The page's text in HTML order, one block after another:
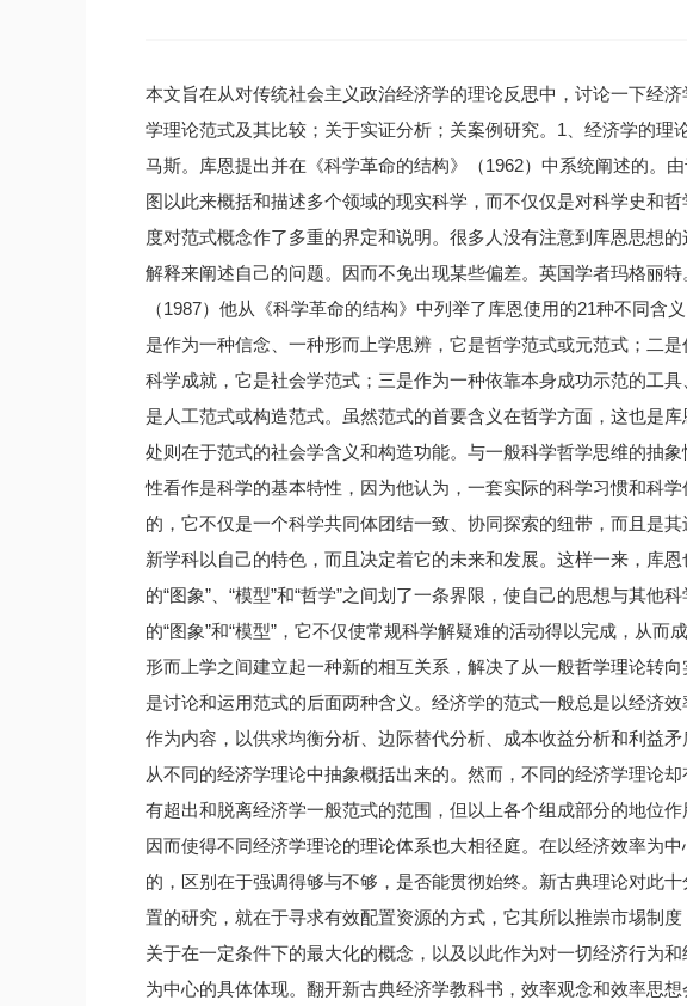
本文旨在从对传统社会主义政治经济学的理论反思中，讨论一下经济学方法和方法论的几个问题。它们是：关于经济学理论范式及其比较；关于实证分析；关案例研究。1、经济学的理论范式范式的概念和理论是美国著名科学哲学家托马斯。库恩提出并在《科学革命的结构》（1962）中系统阐述的。由于范式概念是库恩整个科学哲学观的中心，他试图以此来概括和描述多个领域的现实科学，而不仅仅是对科学史和哲学感兴趣，因而从不同方面、不同层次和不同角度对范式概念作了多重的界定和说明。很多人没有注意到库恩思想的这一特征，往往根据自己的需要引述库恩的某一解释来阐述自己的问题。因而不免出现某些偏差。英国学者玛格丽特。玛斯特曼对库恩的范式观作了系统的考察，（1987）他从《科学革命的结构》中列举了库恩使用的21种不同含义的范式，并将其概括为三种类型或三个方面：一是作为一种信念、一种形而上学思辨，它是哲学范式或元范式；二是作为一种科学习惯、一种学术传统、一个具体的科学成就，它是社会学范式；三是作为一种依靠本身成功示范的工具、一个解疑难的方法、一个用来类比的图象，它是人工范式或构造范式。虽然范式的首要含义在哲学方面，这也是库恩范式的基本部分，但是，库恩的创见和独到之处则在于范式的社会学含义和构造功能。与一般科学哲学思维的抽象性相反，库恩特别强调科学的具体性，并把具体性看作是科学的基本特性，因为他认为，一套实际的科学习惯和科学传统对于有效的科学工作是非常必要和非常重要的，它不仅是一个科学共同体团结一致、协同探索的纽带，而且是其进一步研究和开拓的基础；不仅能赋予任何一门新学科以自己的特色，而且决定着它的未来和发展。这样一来，库恩也就把具体性作为自己哲学思想的核心，在实际的“图象”、“模型”和“哲学”之间划了一条界限，使自己的思想与其他科学哲学区别开来。库恩的构造范式就是这种实际的“图象”和“模型”，它不仅使常规科学解疑难的活动得以完成，从而成为开启新学科的契机和手段，而且在应用模型和形而上学之间建立起一种新的相互关系，解决了从一般哲学理论转向实际科学理论的途径问题。我们以下的分析主要是讨论和运用范式的后面两种含义。经济学的范式一般总是以经济效率为中心，（张宇燕，1993）以分工、交易和合作为内容，以供求均衡分析、边际替代分析、成本收益分析和利益矛盾分析为方法，而形成的一个有机的整体，它是从不同的经济学理论中抽象概括出来的。然而，不同的经济学理论却有不同的理论范式，这些具体的理论范式虽然没有超出和脱离经济学一般范式的范围，但以上各个组成部分的地位作用、相互关系、侧重方面、联结方式均不相同，因而使得不同经济学理论的理论体系也大相径庭。在以经济效率为中心这一基本观点上，各种经济理论学说都是一样的，区别在于强调得够与不够，是否能贯彻始终。新古典理论对此十分明确，而且一贯到底。它其所以专注于资源配置的研究，就在于寻求有效配置资源的方式，它其所以推崇市埸制度，就是因为市埸是一种有效配置资源的机制；它关于在一定条件下的最大化的概念，以及以此作为对一切经济行为和经济现象进行理论分析之基础，正是以经济效率为中心的具体体现。翻开新古典经济学教科书，效率观念和效率思想会深入到每一个读者的脑海之中，融化在他们的思维之内，成为他们的科学习惯和科学传统。在传统社会主义经济学的范式中，效率中心也是看得出来的，传统经济学其所以把最大限度地满足人民日益增长的需要作为社会主义经济的目的，所依赖的正是经济效率的不断提高；其所以特别强调国民经济有计划按比例发展，就是因为在它看来，只有这样做才能减少和避免失衡和浪费，从而获得和保持经济运行的效率；传统经济学把创造比资本主义高得多的劳动生产率作为社会主义制度优越性的集中体现，也说明了这一问题。孙冶方的《社会主义经济论》提出“以最少的劳动消耗取得最大的有用效果”作为“贯穿全书的红线”（1985），是其中对经济效率中心表述得最清楚的。但是，在传统经济学中，效率中心的思想和观念并不十分坚定，也没有贯彻到底，当传统经济学致力于政策解释、道德说教和价值判断时，往往就离开了效率中心，甚至用公平、平等代替了效率。经济学的理论范式都离不开对分工、交易和合作的考察，但这种考察在每一种理论中都有着明显的不同。亚当。斯密对之进行了初步而全面的考察，形成了古典政治经济学的范式。在《国富论》中，斯密不仅说明了分工的好处和交换的意义，而且说明了分工和交换的关系，所谓“分工受市埸范围的限制”，就意味着人的生产活动以人的交换活动为条件，进而揭示了分工和交换是国民财富增长的动力和源泉；斯密提出了“简单天赋自由体制”或称自由竞争、自动调节的市埸模式，建立了一个进行经济分析的原始模型，但又不把它作为一个假定的抽象概念，无条件地、绝对地坚持它，而是提出了种种限制和例外，表现了对其他交易方式的肯定；斯密通过“简单体制”找到了个人自由和社会经济发展之间的互补性，揭示了合作及其秩序的意义，不仅说明了人们之间存在着和谐一致的合作，而且存在着矛盾和冲突。克思继承和发扬了古典经济学的传统，全面考察了分工和交换、生产和交往、生产方式和交往方式、生产力和生产关系及其相互关系，恩格斯把生产和交换看作经济曲线的纵坐标和横坐标；马克思特别注重于人与人之间利益矛盾和利益冲突的分析，同时对“人的全面自由发展”和“全体自由人的联合”（1972）给予了高度的重视，从而以人的关系和人与人的关系的交互影响为基础，描绘了一幅历史发展的图画。新制度经济学坚持和发展了古典经济学的传统，不仅坚持了康芒斯提出的交易和交易方式的概念，用它来代替生产关系和交往方式之类的抽象概念，以为经济分析的基本概念，进而考察了除市埸交易以外的其他交易方式，而且提出了交易费用的概念，并将其纳入新古典经济学方法的分析之中，对分工、交易和合作，即人类的全部经济活动作出了统一的解释。新古典经济学偏离了古典经济学的传统，形成了自己的理论范式。这集中反映在对分工、交易和合作的考察中。它分析了资源配置和生产费用，考察了规模经济和技术选择，还讨论了市埸结构，也就是考察了分工的状况和经济性。所谓稀缺资源的最优配置，就是合理的劳动分工；所谓规模经济，就是分工及其基础之上的集中所到的节约和利益；所谓市埸结构，实际上就是分工结果在市埸上的表现；而技术选择，实际上就是进行分工的方式；至于在生产过程中发生的成本，即生产费用，就是不同资源配置方式和技术选择方案的代价，也就是作为生产方式基本形式的分工的成本。但是，它没有也不能对分工及其程度的决定和发展作出解释。新古典经济学不仅研究了市埸交易，而且以此作为全部内容，同时对自由市埸体制作了绝对的、无条件的解释，新古典的均衡就是市埸供求均衡和市埸自动实现的均衡，新古典的最大化既是市埸交易的前提，又是市埸交易的结果。尽管如此，新古典经济学对交易的研究又非常肤浅和非常片面，由于对交易的考察仅仅局限于市埸交易，而对市埸交易的考察又仅仅分析产品的交易和要素的交易，因而在新古典理论中，既没有交易方式的概念，也没有交易费用的分析。新古典理论也考察了合作问题，但是基于对交易问题的局限性，其对合作的考察仅仅限于市埸中一拍即合的买卖关系和和谐的竞争关系，也就是说，在新古典理论看来，人们之间的合作是无阻碍、无摩擦，因而是无条件的。从以上的分析可以看出，新古典经济学范式的特征不在于它分析了分工、交易和合作，而在于这种分析的片面性，即它只分析了分工、交易和合作的一个方面、一个部分、一种情况，也就是只分析了它们的物质技术联系和物质技术特征。传统经济学对分工、交易和合作的考察也背离了马克思经济学的传统，而与新古典理论颇为相似，二者既有一致之处，也有自己不同的地方。如果说新古典理论把分工看作是市埸配置资源的结果，那么，传统经济学则把分工看作是计划配置的产物，二者的分析角度一样，说明的问题相同，但后者比前者更粗糙、更片面。如果说新古典经济学在缺乏交易方式概念和理论的情况下，对市埸和市埸交易作了比较深入、比较成功的分析，那么，在传统经济学中，虽然从马克思那里继承了交往方式的概念，并宣称要以其为主要考察对象，但对市埸和市埸交易是排斥的，其分析是残缺的，与此相适应，在实践中，市埸和市埸交易是受控制的，可以说是不存在的；它对其他交往方式的考察如果有的话，也是空洞的。至于对合作和合作秩序的分析，传统经济学和新古典经济学非常相似，都是考察了一种无矛盾、无摩擦的理想状态。因而其解释能力和现实意义都非常有限。在经济学的不同范式中，几乎都使用了供求均衡分析，边际替代分析，成本收益分析和利益矛盾分析等方法，但使用的情况和侧重则不相同。供求分析是任何一种经济学都离不开的，但在传统经济学中，由于只有平衡概念，没有均衡概念，或者说没有区分平衡和均衡两个概念，因而传统经济学的供求平衡分析是一种事后分析和结果分析，而不是一种过程分析和行为分析，因为，平衡是一个核算概念和统计概念，而均衡是一个行为函数和运行过程概念，供求平衡就是供求两个变量相等，即变量均衡，而供求均衡既包括变量相等（变量均衡），又包括行为确定（行为均衡）。与此相反，新古典经济学和新制度经济学等对此却有严格的界定和区分。边际替代分析也在经济学中得到了广泛的运用，但在传统经济学中，由于缺乏行为过程的概念，因而也就缺乏边际的概念，因此，计划分配和计划调节中的替代关系只是两两的一般互替和转换，而不是边际替代和边际转换。1871年的“边际革命”把边际概念引入经济学，并使其在微积分等数学形式上得到了进一步的发展，使得新古典经济学在数学化和形式化的道路上大前进了一步。但是，传统经济学和新古典经济学的替代都有很大的局限性，这种替代只是不同产品在不同消费者之间和不同资源在不同用途之间的替代，即不同物品之间的替代；然而，新制度经济学中的替代却是不同交易方式之间的替代，即人们的行为方式或行动策略之间的替代。成本收益分析是经济学的看家本领，是经济学范式区别于其他科学范式的重要方面，传统经济学运用了它，但运用得不够纯熟、不够彻底，有时往往只问收益，不惜工本，只讲需要，不看可能，对那些得不偿失的计划和政策进行经济上的注释和论证。特别是传统经济学没有时间价值概念和风险价值概念，缺乏风险意识，不计时间价值，就使成本收益分析存在着很大的缺陷。新古典经济学坚持和发展了成本收益分析，在自己的研究领域内取得了很大的进展，但是由于缺乏交易方式和交易费用的概念，由于交易的自动完成和无代价的进行，其成本收益分析也仅仅局限在资源配置和生产活动的狭小范围内，对于人与人之间相互影响和相互作用的广泛领域则缺乏分析。新制度经济学和公共选择理论突破了新古典经济学的局限，把成本收益分析运用到人与人相互关系的一切领域，对人们的行为方式和策略选择进行成本收益分析，为社会经济生活提供了统一、深入而又更加现实的解释。利益分析也是各种经济学中普遍使用的方法，但是传统经济学和新古典经济学在这里又殊途同归了，前者违背了马克思经济学的传统，后者抛弃了古典经济学的精髓，他们都注重利益和谐，而放弃了利益矛盾分析。新制度经济学继承了古典经济学的传统，宏扬了马克思经济学的贡献，不仅坚持了利益矛盾分析，而且用博奕论为这一分析找到了一个适当的数学化方法。最近，中国经济学界关于经济学范式问题发生了一场争论。争论起因于樊纲博士的《‘苏联范式’批判》（1995），接着，崔之元先生发表了《西方经济理论的范式危机——与樊纲先生商榷》（1995），对樊纲的观点提出批评，后来，吴易风教授发表了《两个范式之争》（1996），对樊、崔之争进行了评论，支持崔的看法，进一步批评了樊的观点。笔者仔细阅读了争论双方的文章，有些不同的评论。自1978年以来，我国经济学研究的理论范式发生了重大变化。从最初的以“苏联范式”为主，发展到多种理论范式并存的局面。“苏联范式”有哪些缺陷，它是如何逐渐失去主导地位的，樊纲在他的“批判”中给予了冷静和恰当的讨论。可以说，我国的经济改革的理论准备，是从对“苏联范式”的批判开始的。这种批判，最早是用马克思主义经济学作为武器的。随着各种经济学理论的引进，并且随着经济改革研究的需要，苏联范式不是被批倒的，而是被取代的。这种结果，对于应用性研究并无妨碍，但仍在理论层次上和经济学教学方面遗留着“苏联范式”的影响。樊纲分别从研究对象、所有制问题、价值－价格理论、生产“目的”和“基本经济规律”等基本理论问题上进行的讨论，是对“苏联范式”的自觉的理论清算。依樊纲的功力，可以作得更好，但这篇文章仍不失为一篇优秀的评论性综述，在有所批评和有所肯定中为我国的经济学建设作出了的贡献。樊纲在另一篇论文《经济科学现代化和中国化的再思考》（1995）中进一步阐述了前文的观点，明确指出，“经济学的基础理论本身具有普遍的、一般的科学意义，是无国界、无‘阶段性’、无‘阶级性’的”，因此，“不应该有有中国特色的基础理论”。此论受到了崔之元的批评。崔认为，这些结论或假设自相矛盾，并且与现实相去甚远，他以数学为例，指出在数学基础理论中，存在着法国的布尔巴基学派、波兰学派等，难道经济学家们比数学家们还更容易“团结在一个旗帜下”？接着，崔文列举了4个案例（“行为理性”的含混，微观基础的动摇，科斯定理还是科斯谬误，众多的“不可能性定理”），说明西方经济学也存在着“范式”危机，目前还没有普适的、为人们普遍接受的经济学“基础理论”。我们认为，樊纲的观点包含了很大的真理成份，但也具有明显的片面性。社会科学（包括经济学）既冠以“社会”的定语，就表明它不同于本来意义上的科学，它既是科学，又是人学。作为科学，它具有实证性，因而存在着某种普遍的和一般的东西；作为人学，它又具有特殊性，因而需要本土化。既然东西方的人文性格有所不同，因而东西方的社会科学理论也就不会完全相同。崔之元对樊纲的批评并未打中要害。虽然他正确地提出了，我们应当在中国实践的基础上，发挥制度创新和理论创新的想象力，在经济学基础理论上做出有世界意义的贡献，但是，其关于西方经济理论范式危机的种种议论则包含着很大的混乱。首先，崔文对范式及其危机的理解是不恰当的，按照托马斯。